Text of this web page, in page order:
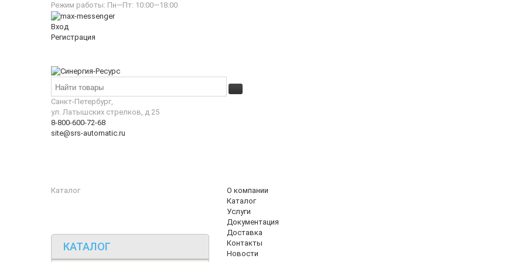
Режим работы: Пн—Пт: 10:00—18:00
Вход
Регистрация
Санкт-Петербург,
ул. Латышских стрелков, д 25
8-800-600-72-68
site@srs-automatic.ru
Каталог
О компании
Каталог
Услуги
Документация
Доставка
Контакты
Новости
КАТАЛОГ